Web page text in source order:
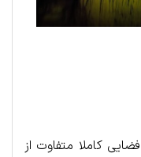
کاملا متفاوت از